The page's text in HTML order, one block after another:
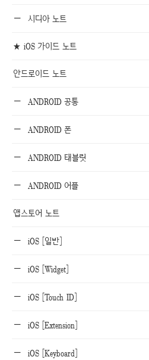
시디아 노트
★ iOS 가이드 노트
안드로이드 노트
ANDROID 공통
ANDROID 폰
ANDROID 태블릿
ANDROID 어플
앱스토어 노트
iOS [일반]
iOS [Widget]
iOS [Touch ID]
iOS [Extension]
iOS [Keyboard]